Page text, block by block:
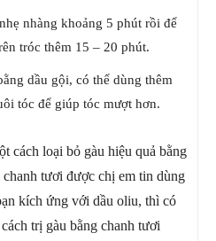
nhàng khoảng 5 phút rồi để
tróc thêm 15 – 20 phút.
dầu gội, có thể dùng thêm
tóc để giúp tóc mượt hơn.
cách loại bỏ gàu hiệu quả bằng
tươi được chị em tin dùng
kích ứng với dầu oliu, thì có
trị gàu bằng chanh tươi